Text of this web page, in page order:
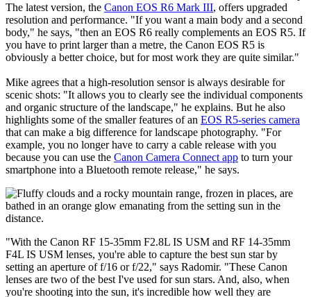
Master the moment, with a camera that mixes awesome speed with
incredible resolution and superb 8K video.
FIND OUT MORE 
Radomir also relies on aCanon EOS R6-seriescamera as a back-up.
resolution and performance. "If you want a main body and a second
body," he says, "then an EOS R6 really complements an EOS R5. If
you have to print larger than a metre, the Canon EOS R5 is
obviously a better choice, but for most work they are quite similar."
Mike agrees that a high-resolution sensor is always desirable for
scenic shots: "It allows you to clearly see the individual components
and organic structure of the landscape," he explains. But he also
that can make a big difference for landscape photography. "For
example, you no longer have to carry a cable release with you
because you can use the